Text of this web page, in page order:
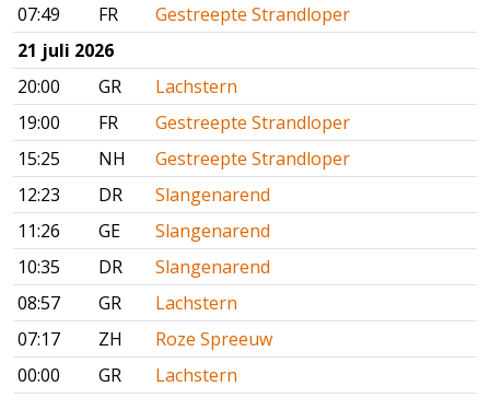
07:49
FR
Gestreepte Strandloper
21 juli 2026
20:00
GR
Lachstern
19:00
FR
Gestreepte Strandloper
15:25
NH
Gestreepte Strandloper
12:23
DR
Slangenarend
11:26
GE
Slangenarend
10:35
DR
Slangenarend
08:57
GR
Lachstern
07:17
ZH
Roze Spreeuw
00:00
GR
Lachstern